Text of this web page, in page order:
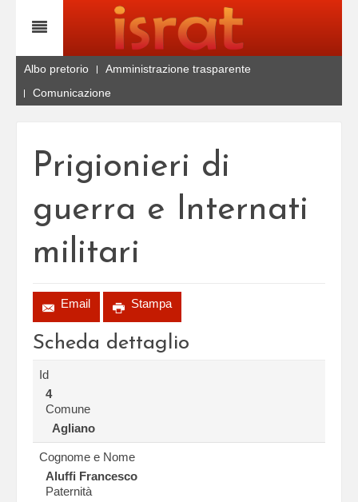
Albo pretorio
Amministrazione trasparente
Comunicazione
Prigionieri di
guerra e Internati
militari
Email Stampa
Scheda dettaglio
Id
4
Comune
Agliano
Cognome e Nome
Aluffi Francesco
Paternità